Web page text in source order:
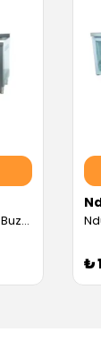
Ndustrio Tezgah Tip Buzdolabı, 4 Çekmeceli, 1 Kapılı (Servis Garantili)
₺